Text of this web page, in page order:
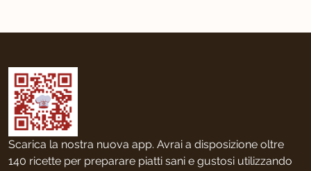
Scarica la nostra nuova app. Avrai a disposizione oltre
140 ricette per preparare piatti sani e gustosi utilizzando